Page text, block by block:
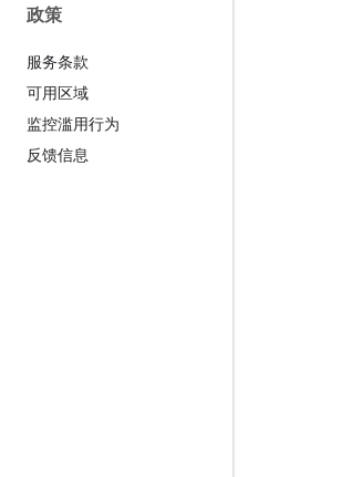
政策
服务条款
可用区域
监控滥用行为
反馈信息